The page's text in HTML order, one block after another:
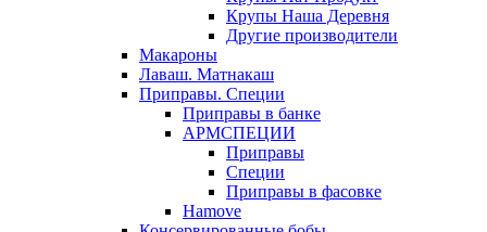
Крупы Наша Деревня
Другие производители
Макароны
Лаваш. Матнакаш
Приправы. Специи
Приправы в банке
АРМСПЕЦИИ
Приправы
Специи
Приправы в фасовке
Hamove